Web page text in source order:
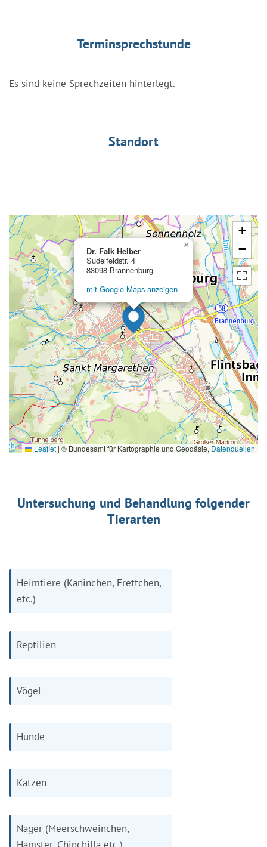
Terminsprechstunde
Es sind keine Sprechzeiten hinterlegt.
Standort
Dr. Falk Helber
Sudelfeldstr. 4
83098 Brannenburg
mit Google Maps anzeigen
×
+
−
Leaflet | © Bundesamt für Kartographie und Geodäsie,Datenquellen
Untersuchung und Behandlung folgender
Tierarten
Heimtiere (Kaninchen, Frettchen,
etc.)
Reptilien
Vögel
Hunde
Katzen
Nager (Meerschweinchen,